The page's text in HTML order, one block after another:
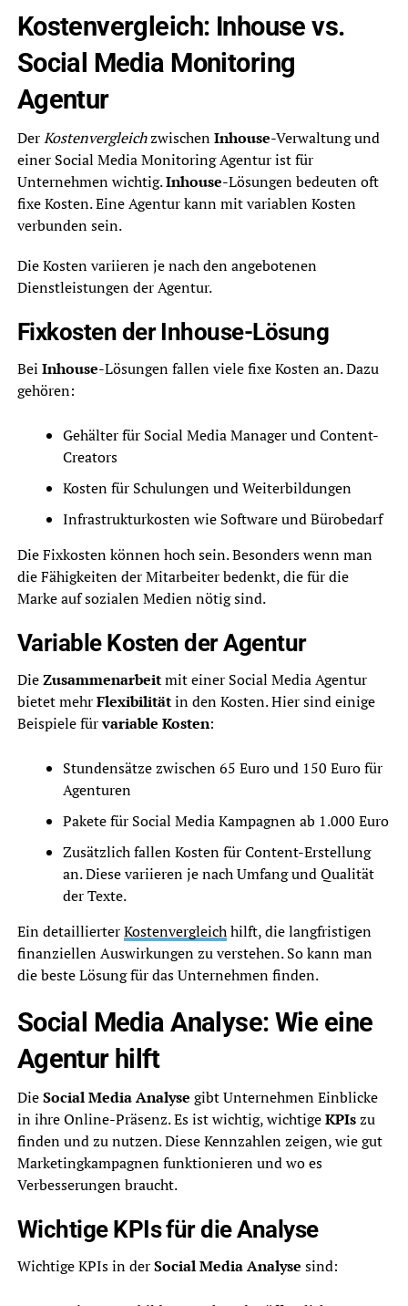
Kostenvergleich: Inhouse vs.
Social Media Monitoring
Agentur
DerKostenvergleichzwischenInhouse-Verwaltung und
einer Social Media Monitoring Agentur ist für
Unternehmen wichtig.Inhouse-Lösungen bedeuten oft
fixe Kosten. Eine Agentur kann mit variablen Kosten
verbunden sein.
Die Kosten variieren je nach den angebotenen
Dienstleistungen der Agentur.
Fixkosten der Inhouse-Lösung
Bei Inhouse-Lösungen fallen viele fixe Kosten an. Dazu
gehören:
Gehälter für Social Media Manager und Content-
Creators
Kosten für Schulungen und Weiterbildungen
Infrastrukturkosten wie Software und Bürobedarf
Die Fixkosten können hoch sein. Besonders wenn man
die Fähigkeiten der Mitarbeiter bedenkt, die für die
Marke auf sozialen Medien nötig sind.
Variable Kosten der Agentur
DieZusammenarbeitmit einer Social Media Agentur
bietet mehrFlexibilitätin den Kosten. Hier sind einige
Beispiele fürvariable Kosten:
Stundensätze zwischen 65 Euro und 150 Euro für
Agenturen
Pakete für Social Media Kampagnen ab 1.000 Euro
Zusätzlich fallen Kosten für Content-Erstellung
an. Diese variieren je nach Umfang und Qualität
der Texte.
Ein detaillierterKostenvergleichhilft, die langfristigen
finanziellen Auswirkungen zu verstehen. So kann man
die beste Lösung für das Unternehmen finden.
Social Media Analyse: Wie eine
Agentur hilft
DieSocial Media Analyse gibt Unternehmen Einblicke
in ihre Online-Präsenz. Es ist wichtig, wichtigeKPIszu
finden und zu nutzen. Diese Kennzahlen zeigen, wie gut
Marketingkampagnen funktionieren und wo es
Verbesserungen braucht.
Wichtige KPIs für die Analyse
Wichtige KPIs in derSocial Media Analyse sind: